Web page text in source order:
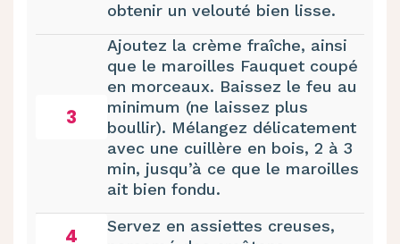
obtenir un velouté bien lisse.
3
Ajoutez la crème fraîche, ainsi
que le maroilles Fauquet coupé
en morceaux. Baissez le feu au
minimum (ne laissez plus
boullir). Mélangez délicatement
avec une cuillère en bois, 2 à 3
min, jusqu’à ce que le maroilles
ait bien fondu.
4
Servez en assiettes creuses,